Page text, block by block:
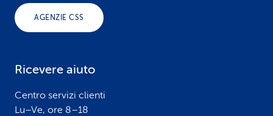
AGENZIE CSS
Ricevere aiuto
Centro servizi clienti
Lu–Ve, ore 8–18